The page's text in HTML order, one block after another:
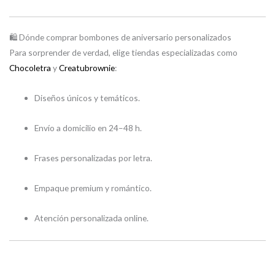
🛍️ Dónde comprar bombones de aniversario personalizados
Para sorprender de verdad, elige tiendas especializadas como
Chocoletra yCreatubrownie:
Diseños únicos y temáticos.
Envío a domicilio en 24–48 h.
Frases personalizadas por letra.
Empaque premium y romántico.
Atención personalizada online.